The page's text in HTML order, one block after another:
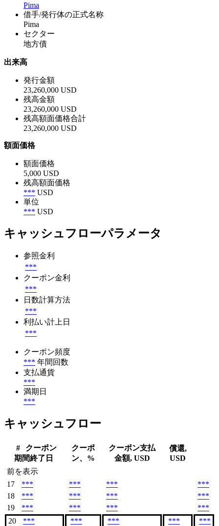
Pima
借手/発行体の正式名称
Pima
セクター
地方債
出来高
発行金額
23,260,000 USD
残高金額
23,260,000 USD
残高額面価格合計
23,260,000 USD
額面価格
額面価格
5,000 USD
残高額面価格
*** USD
単位
*** USD
キャッシュフローパラメータ
参照金利
***
クーポン金利
***
日数計算方法
***
利払い計上日
***
クーポン頻度
*** 年間回数
支払通貨
***
満期日
***
キャッシュフロー
#
クーポン
期間終了日
クーポ
ン、%
クーポン支払
金額, USD
償還,
USD
前を表示
17
*** *** ***
***
18
*** *** ***
***
19
*** *** ***
***
20
*** *** *** ***
***